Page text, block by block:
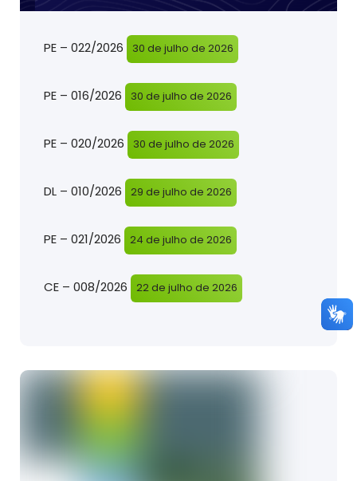
PE – 022/2026 30 de julho de 2026
PE – 016/2026 30 de julho de 2026
PE – 020/2026 30 de julho de 2026
DL – 010/2026 29 de julho de 2026
PE – 021/2026 24 de julho de 2026
CE – 008/2026 22 de julho de 2026